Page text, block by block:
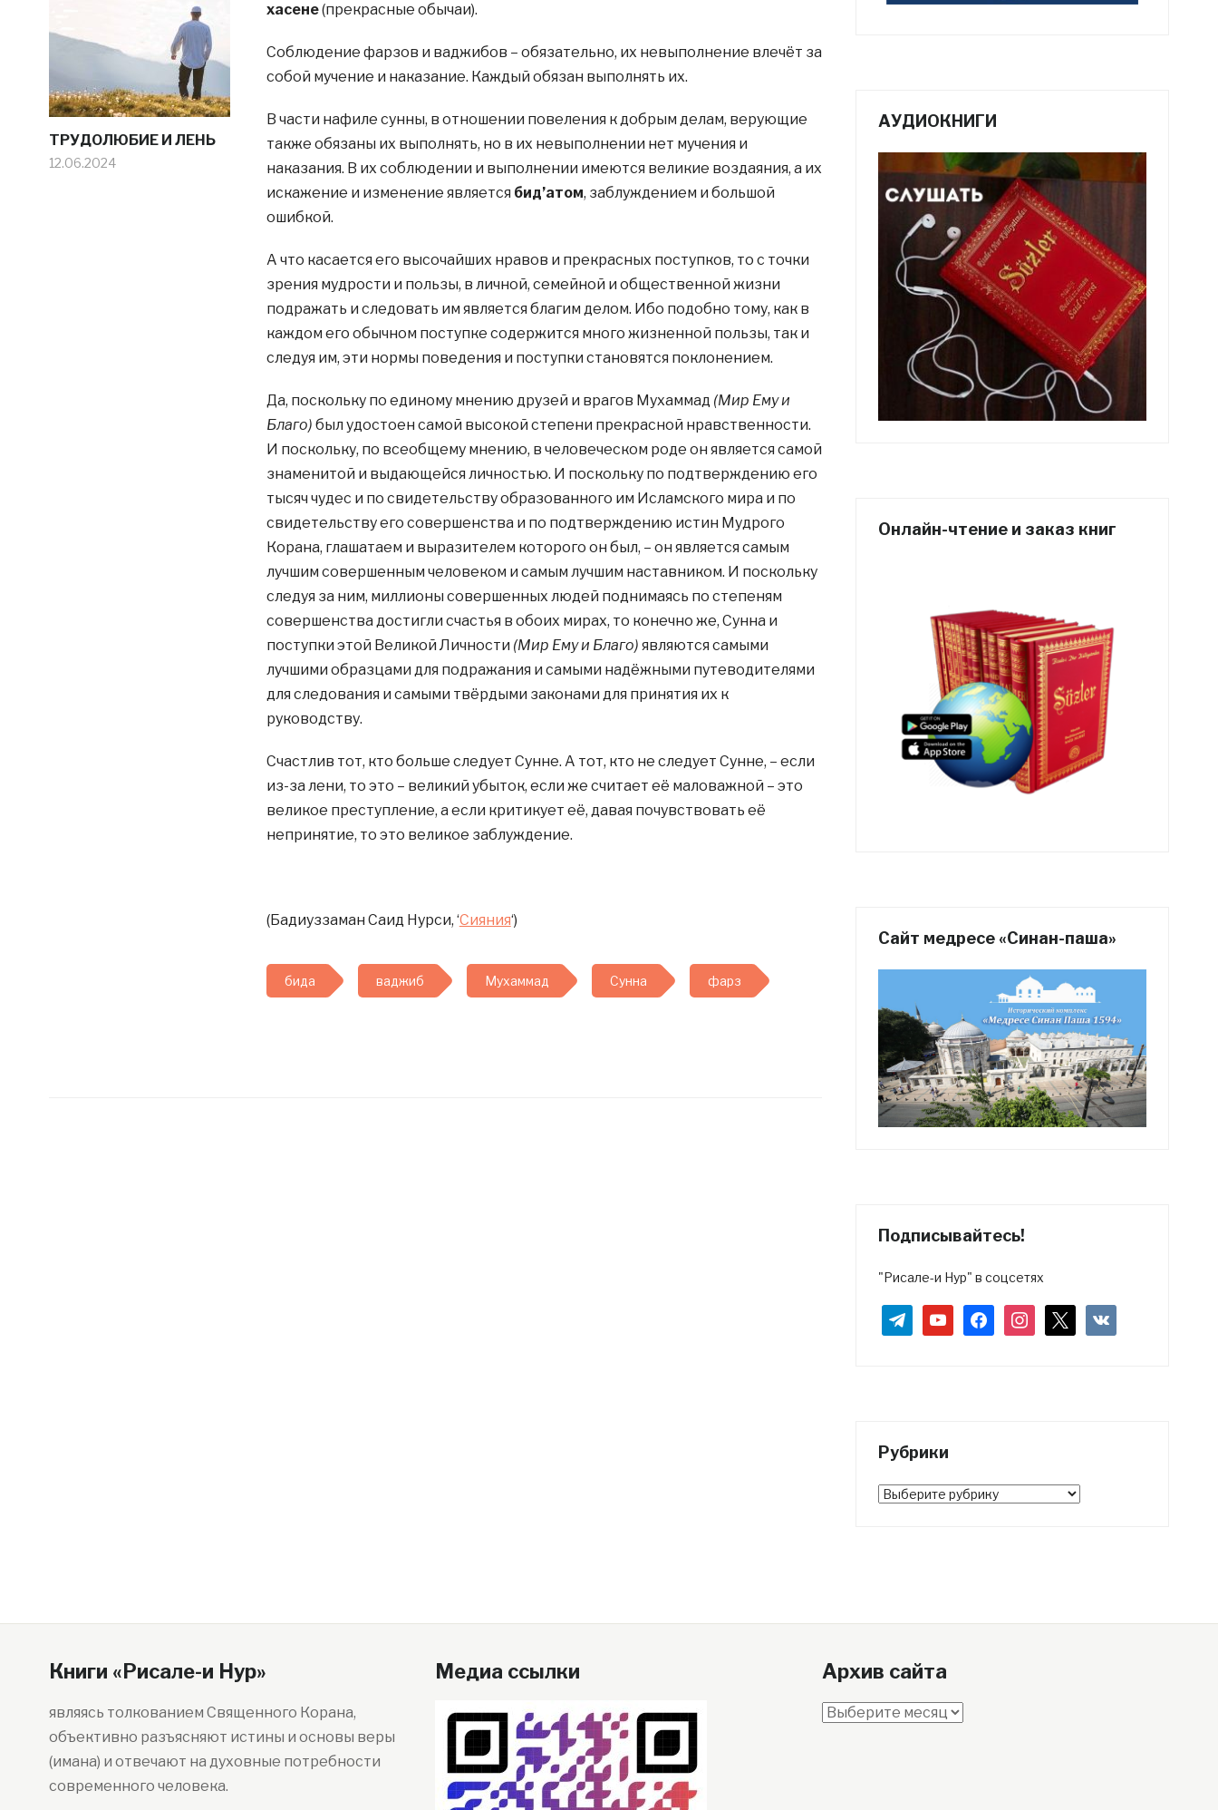
​​ТРУДОЛЮБИЕ И ЛЕНЬ
12.06.2024
хасене(прекрасные обычаи).
Соблюдение фарзов и ваджибов – обязательно, их невыполнение влечёт за
собой мучение и наказание. Каждый обязан выполнять их.
В части нафиле сунны, в отношении повеления к добрым делам, верующие
также обязаны их выполнять, но в их невыполнении нет мучения и
наказания. В их соблюдении и выполнении имеются великие воздаяния, а их
искажение и изменение является бид’атом, заблуждением и большой
ошибкой.
А что касается его высочайших нравов и прекрасных поступков, то с точки
зрения мудрости и пользы, в личной, семейной и общественной жизни
подражать и следовать им является благим делом. Ибо подобно тому, как в
каждом его обычном поступке содержится много жизненной пользы, так и
следуя им, эти нормы поведения и поступки становятся поклонением.
Да, поскольку по единому мнению друзей и врагов Мухаммад (Мир Ему и
Благо) был удостоен самой высокой степени прекрасной нравственности.
И поскольку, по всеобщему мнению, в человеческом роде он является самой
знаменитой и выдающейся личностью. И поскольку по подтверждению его
тысяч чудес и по свидетельству образованного им Исламского мира и по
свидетельству его совершенства и по подтверждению истин Мудрого
Корана, глашатаем и выразителем которого он был, – он является самым
лучшим совершенным человеком и самым лучшим наставником. И поскольку
следуя за ним, миллионы совершенных людей поднимаясь по степеням
совершенства достигли счастья в обоих мирах, то конечно же, Сунна и
поступки этой Великой Личности (Мир Ему и Благо) являются самыми
лучшими образцами для подражания и самыми надёжными путеводителями
для следования и самыми твёрдыми законами для принятия их к
руководству.
Счастлив тот, кто больше следует Сунне. А тот, кто не следует Сунне, – если
из-за лени, то это – великий убыток, если же считает её маловажной – это
великое преступление, а если критикует её, давая почувствовать её
непринятие, то это великое заблуждение.
(Бадиуззаман Саид Нурси, ‘Сияния‘)
бида ваджиб Мухаммад Сунна фарз
АУДИОКНИГИ
Онлайн-чтение и заказ книг
Сайт медресе «Синан-паша»
Подписывайтесь!
"Рисале-и Нур" в соцсетях
telegramyoutubefacebookinstagram vkontakte
Рубрики
Рубрики
Книги «Рисале-и Нур»
являясь толкованием Священного Корана,
объективно разъясняют истины и основы веры
(имана) и отвечают на духовные потребности
современного человека.
Медиа ссылки Архив сайта
Архив